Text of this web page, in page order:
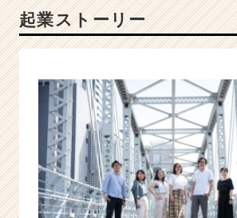
式
ベ
ン
チ
ャ
起業ストーリー